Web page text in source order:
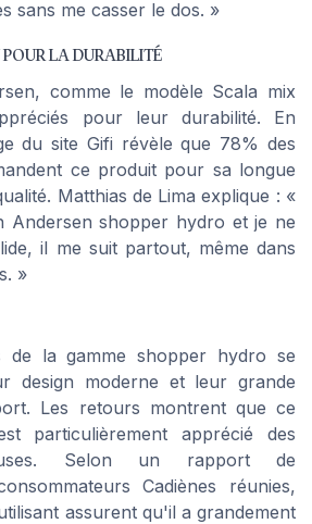
sans me casser le dos. »
LA DURABILITÉ
comme le modèle Scala mix
pour leur durabilité. En
du site Gifi révèle que 78% des
ce produit pour sa longue
Matthias de Lima explique : «
Andersen shopper hydro et je ne
il me suit partout, même dans
»
de la gamme shopper hydro se
design moderne et leur grande
Les retours montrent que ce
particulièrement apprécié des
Selon un rapport de
Cadiènes réunies,
assurent qu'il a grandement